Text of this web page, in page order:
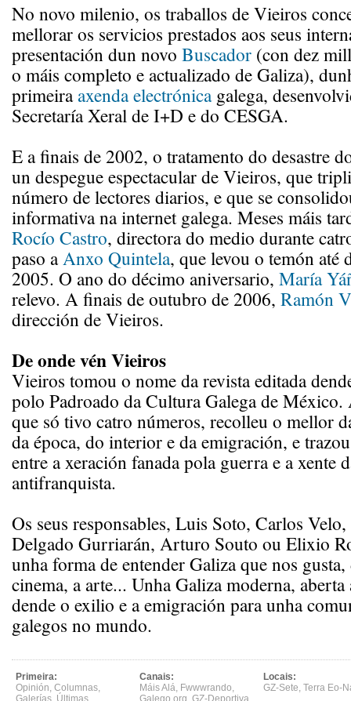
No novo milenio, os traballos de Vieiros
mellorar os servicios prestados aos seus
presentación dun novo Buscador (con dez
o máis completo e actualizado de Galiza),
primeiraaxenda electrónicagalega,
Secretaría Xeral de I+D e do CESGA.
E a finais de 2002, o tratamento do desastre
un despegue espectacular de Vieiros, que
número de lectores diarios, e que se
informativa na internet galega. Meses máis
Rocío Castro, directora do medio durante
paso aAnxo Quintela, que levou o temón até
2005. O ano do décimo aniversario, María
relevo. A finais de outubro de 2006, Ramón
dirección de Vieiros.
De onde vén Vieiros
Vieiros tomou o nome da revista editada
polo Padroado da Cultura Galega de
que só tivo catro números, recolleu o mellor
da época, do interior e da emigración, e
entre a xeración fanada pola guerra e a xente
antifranquista.
Os seus responsables, Luis Soto, Carlos
Delgado Gurriarán, Arturo Souto ou Elixio
unha forma de entender Galiza que nos
cinema, a arte... Unha Galiza moderna,
dende o exilio e a emigración para unha
galegos no mundo.
Primeira:
Opinión, Columnas,
Galerías Últimas
Canais:
Máis Alá, Fwwwrando,
Galego.org GZ-Deportiva
Locais:
GZ-Sete, Terra Eo-